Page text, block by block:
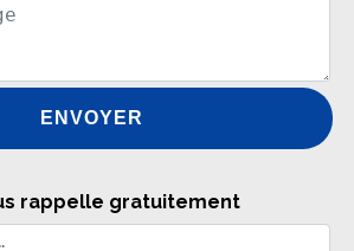
rappelle gratuitement